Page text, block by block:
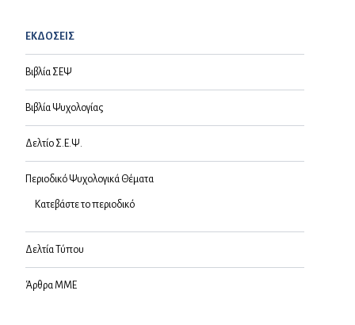
ΕΚΔΟΣΕΙΣ
Βιβλία ΣΕΨ
Βιβλία Ψυχολογίας
Δελτίο Σ.Ε.Ψ.
Περιοδικό Ψυχολογικά Θέματα
Κατεβάστε το περιοδικό
Δελτία Τύπου
Άρθρα ΜΜΕ